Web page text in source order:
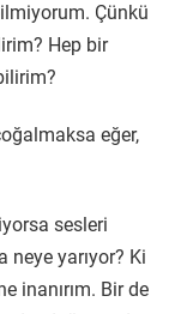
Çünkü
Hep bir
eğer,
sesleri
yarıyor? Ki
inanırım. Bir de